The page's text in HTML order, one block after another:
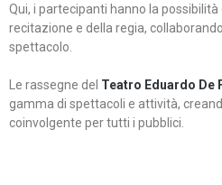
Qui, i partecipanti hanno la
recitazione e della regia,
spettacolo.
Le rassegne del Teatro Eduardo De
gamma di spettacoli e attività,
coinvolgente per tutti i pubblici.